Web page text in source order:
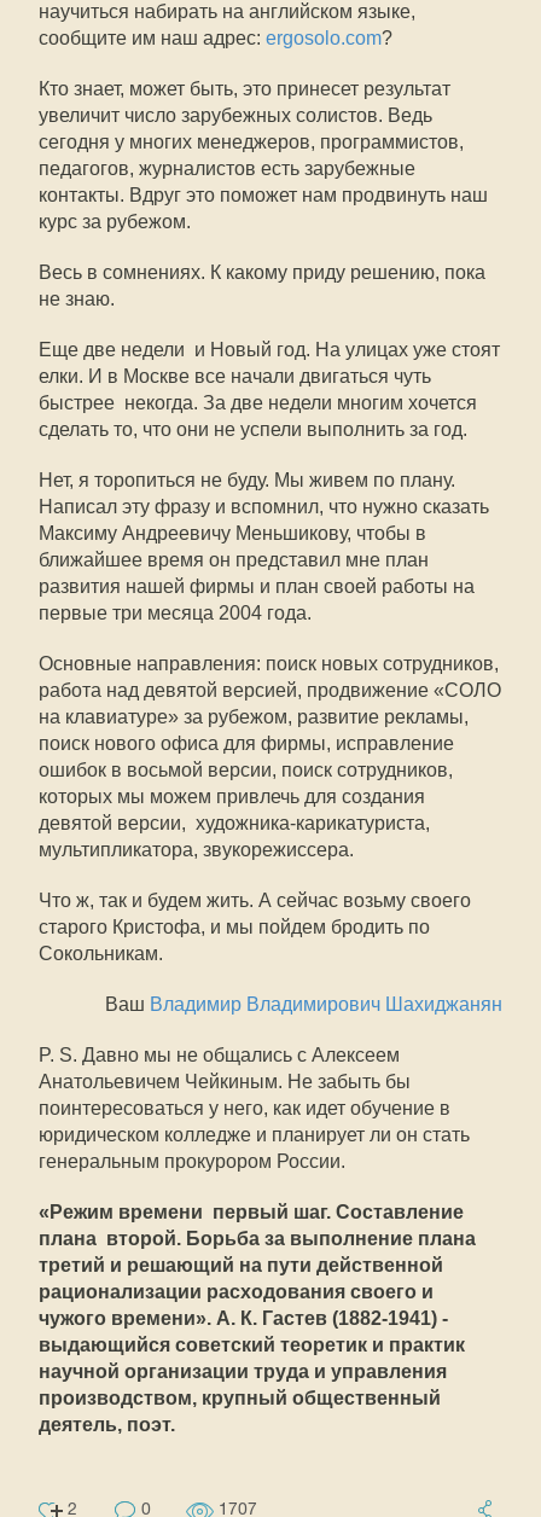
научиться набирать на английском языке,
сообщите им наш адрес: ergosolo.com?
Кто знает, может быть, это принесет результат 
увеличит число зарубежных солистов. Ведь
сегодня у многих менеджеров, программистов,
педагогов, журналистов есть зарубежные
контакты. Вдруг это поможет нам продвинуть наш
курс за рубежом.
Весь в сомнениях. К какому приду решению, пока
не знаю.
Еще две недели  и Новый год. На улицах уже стоят
елки. И в Москве все начали двигаться чуть
быстрее  некогда. За две недели многим хочется
сделать то, что они не успели выполнить за год.
Нет, я торопиться не буду. Мы живем по плану.
Написал эту фразу и вспомнил, что нужно сказать
Максиму Андреевичу Меньшикову, чтобы в
ближайшее время он представил мне план
развития нашей фирмы и план своей работы на
первые три месяца 2004 года.
Основные направления: поиск новых сотрудников,
работа над девятой версией, продвижение «СОЛО
на клавиатуре» за рубежом, развитие рекламы,
поиск нового офиса для фирмы, исправление
ошибок в восьмой версии, поиск сотрудников,
которых мы можем привлечь для создания
девятой версии,  художника-карикатуриста,
мультипликатора, звукорежиссера.
Что ж, так и будем жить. А сейчас возьму своего
старого Кристофа, и мы пойдем бродить по
Сокольникам.
Ваш Владимир Владимирович Шахиджанян
P. S. Давно мы не общались с Алексеем
Анатольевичем Чейкиным. Не забыть бы
поинтересоваться у него, как идет обучение в
юридическом колледже и планирует ли он стать
генеральным прокурором России.
«Режим времени  первый шаг. Составление
плана  второй. Борьба за выполнение плана 
третий и решающий на пути действенной
рационализации расходования своего и
чужого времени». А. К. Гастев (1882-1941) -
выдающийся советский теоретик и практик
научной организации труда и управления
производством, крупный общественный
деятель, поэт.
2 0 1707